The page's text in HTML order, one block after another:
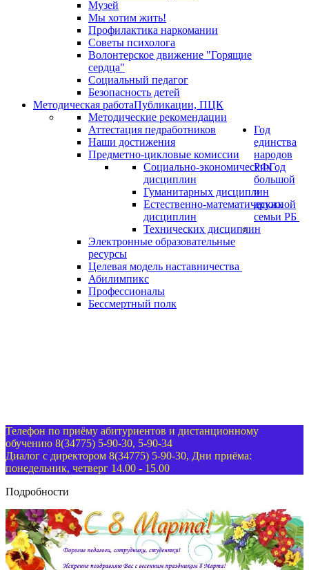
Музей
Мы хотим жить!
Профилактика наркомании
Советы психолога
Волонтерское движение "Горящие
сердца"
Социальный педагог
Безопасность детей
Методическая работаПубликации, ПЦК
Методические рекомендации
Аттестация педработников
Наши достижения
Предметно-цикловые комиссии
Социально-экономических
дисциплин
Гуманитарных дисциплин
Естественно-математических
дисциплин
Технических дисциплин
Электронные образовательные
ресурсы
Целевая модель наставничества
Абилимпикс
Профессионалы
Год
единства
народов
РФГод
большой
и
дружной
семьи РБ
Бессмертный полк
Телефон по приёму абитуриентов и дистанционному
обучению 8(34775) 5-90-30, 5-90-34
Диалог с директором 8(34775) 5-90-30, Дни приёма:
понедельник, четверг 14.00 - 15.00
Подробности